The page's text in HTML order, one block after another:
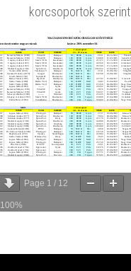
korcsoportok szerint
Page 1 / 12
100%